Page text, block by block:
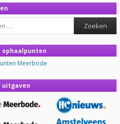
ophaalpunten
Meerbode
uitgaven